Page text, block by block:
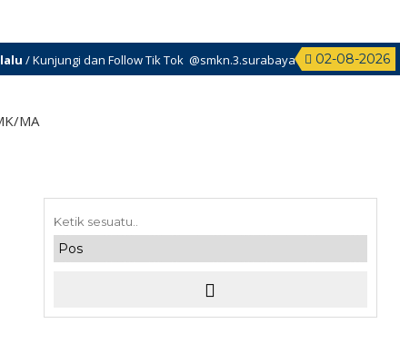
02-08-2026
dan Follow Tik Tok @smkn.3.surabaya untuk info info terbaru
MA